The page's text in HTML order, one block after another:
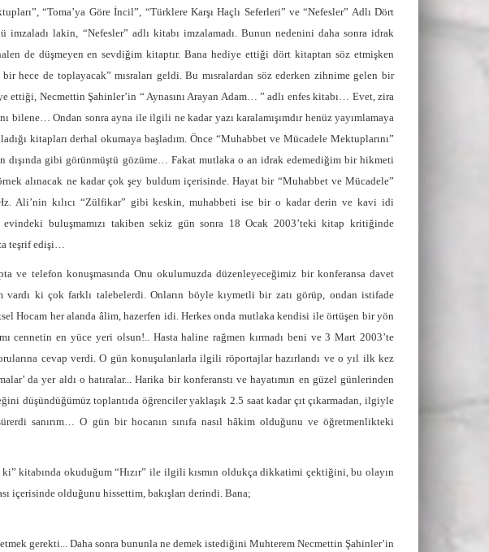
“Toma’ya Göre İncil”, “Türklere Karşı Haçlı Seferleri” ve “Nefesler” Adlı Dört
lakin, “Nefesler” adlı kitabı imzalamadı. Bunun nedenini daha sonra idrak
de düşmeyen en sevdiğim kitaptır. Bana hediye ettiği dört kitaptan söz etmişken
hece de toplayacak” mısraları geldi. Bu mısralardan söz ederken zihnime gelen bir
ettiği, Necmettin Şahinler’in “ Aynasını Arayan Adam… ” adlı enfes kitabı… Evet, zira
bilene… Ondan sonra ayna ile ilgili ne kadar yazı karalamışımdır henüz yayımlamaya
kitapları derhal okumaya başladım. Önce “Muhabbet ve Mücadele Mektuplarını”
dışında gibi görünmüştü gözüme… Fakat mutlaka o an idrak edemediğim bir hikmeti
alınacak ne kadar çok şey buldum içerisinde. Hayat bir “Muhabbet ve Mücadele”
Ali’nin kılıcı “Zülfikar” gibi keskin, muhabbeti ise bir o kadar derin ve kavi idi
buluşmamızı takiben sekiz gün sonra 18 Ocak 2003’teki kitap kritiğinde
teşrif edişi…
ve telefon konuşmasında Onu okulumuzda düzenleyeceğimiz bir konferansa davet
vardı ki çok farklı talebelerdi. Onların böyle kıymetli bir zatı görüp, ondan istifade
Hocam her alanda âlim, hazerfen idi. Herkes onda mutlaka kendisi ile örtüşen bir yön
cennetin en yüce yeri olsun!.. Hasta haline rağmen kırmadı beni ve 3 Mart 2003’te
cevap verdi. O gün konuşulanlarla ilgili röportajlar hazırlandı ve o yıl ilk kez
da yer aldı o hatıralar... Harika bir konferanstı ve hayatımın en güzel günlerinden
düşündüğümüz toplantıda öğrenciler yaklaşık 2.5 saat kadar çıt çıkarmadan, ilgiyle
sanırım… O gün bir hocanın sınıfa nasıl hâkim olduğunu ve öğretmenlikteki
kitabında okuduğum “Hızır” ile ilgili kısmın oldukça dikkatimi çektiğini, bu olayın
içerisinde olduğunu hissettim, bakışları derindi. Bana;
gerekti... Daha sonra bununla ne demek istediğini Muhterem Necmettin Şahinler’in